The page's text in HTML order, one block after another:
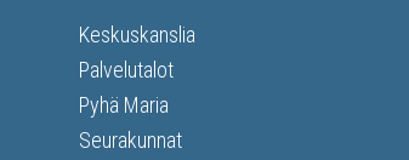
Keskuskanslia
Palvelutalot
Pyhä Maria
Seurakunnat